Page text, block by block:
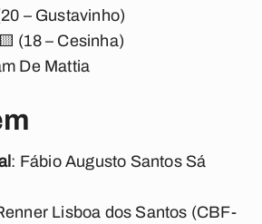
– Gustavinho)
(18 – Cesinha)
De Mattia
: Fábio Augusto Santos Sá
Lisboa dos Santos (CBF-